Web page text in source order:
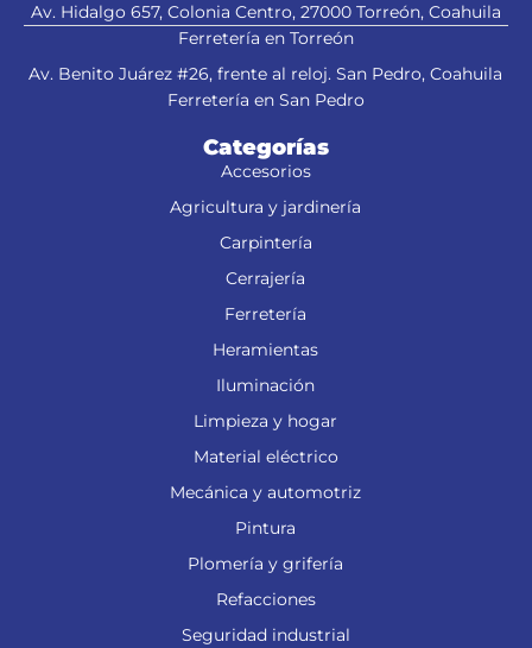
Av. Hidalgo 657, Colonia Centro, 27000 Torreón, Coahuila
Ferretería en Torreón
Av. Benito Juárez #26, frente al reloj. San Pedro, Coahuila
Ferretería en San Pedro
Categorías
Accesorios
Agricultura y jardinería
Carpintería
Cerrajería
Ferretería
Heramientas
Iluminación
Limpieza y hogar
Material eléctrico
Mecánica y automotriz
Pintura
Plomería y grifería
Refacciones
Seguridad industrial